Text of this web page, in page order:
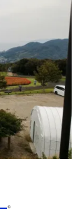
。